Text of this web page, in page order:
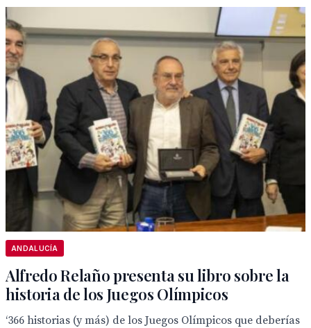
ANDALUCÍA
Alfredo Relaño presenta su libro sobre la
historia de los Juegos Olímpicos
‘366 historias (y más) de los Juegos Olímpicos que deberías